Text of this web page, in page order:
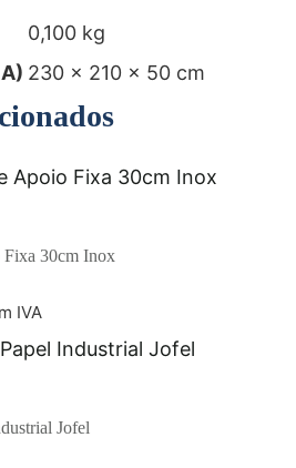
0,100 kg
230 × 210 × 50 cm
30cm Inox
IVA
Jofel